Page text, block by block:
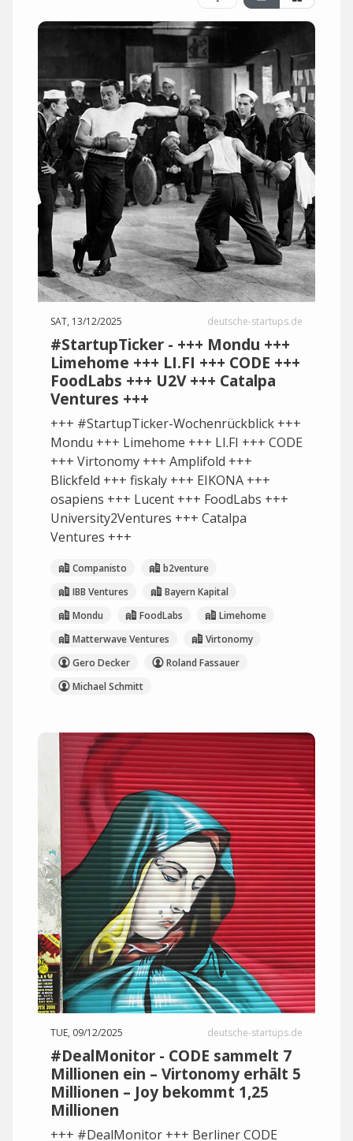
SAT, 13/12/2025 deutsche-startups.de
#StartupTicker - +++ Mondu +++
Limehome +++ LI.FI +++ CODE +++
FoodLabs +++ U2V +++ Catalpa
Ventures +++
+++ #StartupTicker-Wochenrückblick +++
Mondu +++ Limehome +++ LI.FI +++ CODE
+++ Virtonomy +++ Amplifold +++
Blickfeld +++ fiskaly +++ EIKONA +++
osapiens +++ Lucent +++ FoodLabs +++
University2Ventures +++ Catalpa
Ventures +++
Companisto
b2venture
IBB Ventures
Bayern Kapital
Mondu
FoodLabs
Limehome
Matterwave Ventures
Virtonomy
Gero Decker
Roland Fassauer
Michael Schmitt
TUE, 09/12/2025 deutsche-startups.de
#DealMonitor - CODE sammelt 7
Millionen ein – Virtonomy erhält 5
Millionen – Joy bekommt 1,25
Millionen
+++ #DealMonitor +++ Berliner CODE